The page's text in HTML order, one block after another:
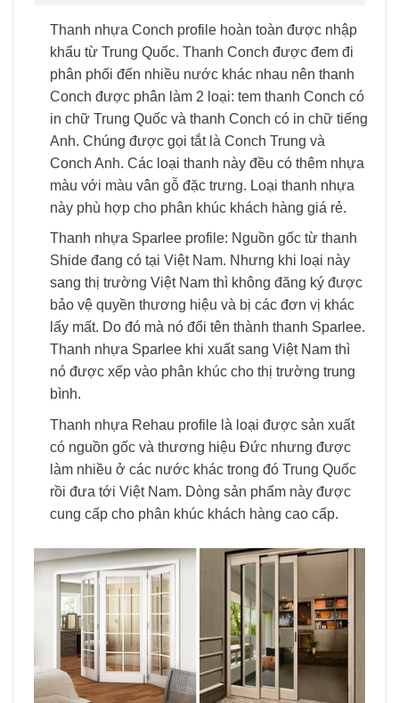
Thanh nhựa Conch profile hoàn toàn được nhập
khẩu từ Trung Quốc. Thanh Conch được đem đi
phân phối đến nhiều nước khác nhau nên thanh
Conch được phân làm 2 loại: tem thanh Conch có
in chữ Trung Quốc và thanh Conch có in chữ tiếng
Anh. Chúng được gọi tắt là Conch Trung và
Conch Anh. Các loại thanh này đều có thêm nhựa
màu với màu vân gỗ đặc trưng. Loại thanh nhựa
này phù hợp cho phân khúc khách hàng giá rẻ.
Thanh nhựa Sparlee profile: Nguồn gốc từ thanh
Shide đang có tại Việt Nam. Nhưng khi loại này
sang thị trường Việt Nam thì không đăng ký được
bảo vệ quyền thương hiệu và bị các đơn vị khác
lấy mất. Do đó mà nó đổi tên thành thanh Sparlee.
Thanh nhựa Sparlee khi xuất sang Việt Nam thì
nó được xếp vào phân khúc cho thị trường trung
bình.
Thanh nhựa Rehau profile là loại được sản xuất
có nguồn gốc và thương hiệu Đức nhưng được
làm nhiều ở các nước khác trong đó Trung Quốc
rồi đưa tới Việt Nam. Dòng sản phẩm này được
cung cấp cho phân khúc khách hàng cao cấp.